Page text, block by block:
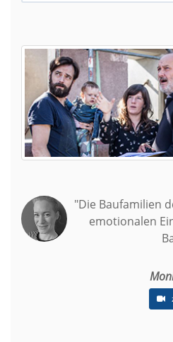
"Die Baufamilien
emotionalen